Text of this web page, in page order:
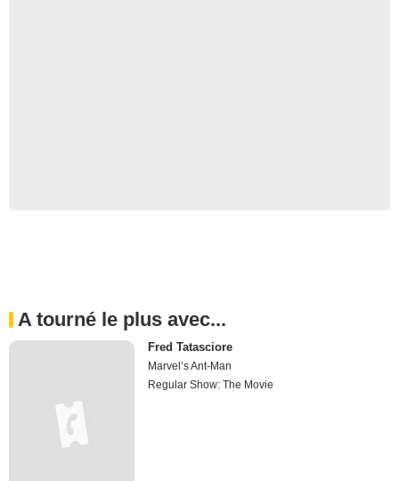
A tourné le plus avec...
Fred Tatasciore
Marvel’s Ant-Man
Regular Show: The Movie